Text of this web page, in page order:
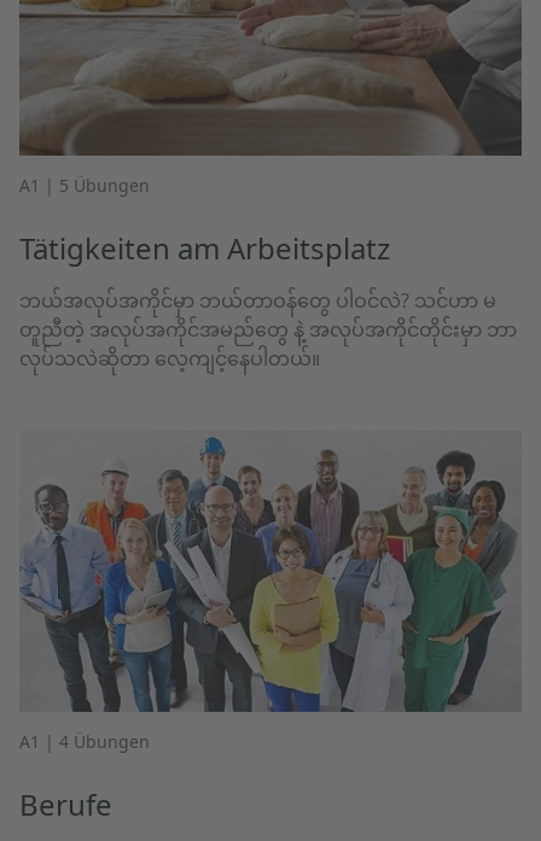
A1 | 5 Übungen
Tätigkeiten am Arbeitsplatz
ဘယ်အလုပ်အကိုင်မှာ ဘယ်တာဝန်တွေ ပါဝင်လဲ? သင်ဟာ မ
တူညီတဲ့ အလုပ်အကိုင်အမည်တွေ နဲ့ အလုပ်အကိုင်တိုင်းမှာ ဘာ
လုပ်သလဲဆိုတာ လေ့ကျင့်နေပါတယ်။
A1 | 4 Übungen
Berufe